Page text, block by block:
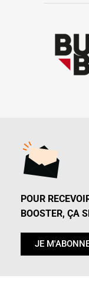
POUR
BOOSTER, ÇA
JE